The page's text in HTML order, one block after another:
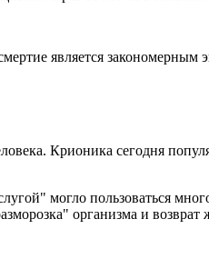
является
Крионика сегодня
могло пользоваться
организма и